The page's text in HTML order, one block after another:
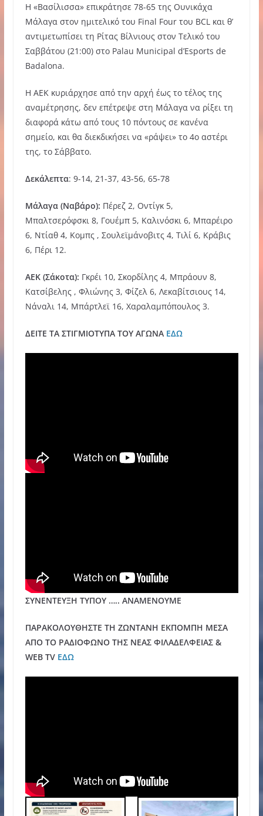
Η «Βασίλισσα» επικράτησε 78-65 της Ουνικάχα
Μάλαγα στον ημιτελικό του Final Four του BCL και θ’
αντιμετωπίσει τη Ρίτας Βίλνιους στον Τελικό του
Σαββάτου (21:00) στο Palau Municipal d’Esports de
Badalona.
Η ΑΕΚ κυριάρχησε από την αρχή έως το τέλος της
αναμέτρησης, δεν επέτρεψε στη Μάλαγα να ρίξει τη
διαφορά κάτω από τους 10 πόντους σε κανένα
σημείο, και θα διεκδικήσει να «ράψει» το 4ο αστέρι
της, το Σάββατο.
Δεκάλεπτα: 9-14, 21-37, 43-56, 65-78
Μάλαγα (Ναβάρο): Πέρεζ 2, Οντίγκ 5,
Μπαλτσερόφσκι 8, Γουέμπ 5, Καλινόσκι 6, Μπαρέιρο
6, Ντίαθ 4, Κομπς , Σουλεϊμάνοβιτς 4, Τιλί 6, Κράβις
6, Πέρι 12.
ΑΕΚ (Σάκοτα): Γκρέι 10, Σκορδίλης 4, Μπράουν 8,
Κατσίβελης , Φλιώνης 3, Φίζελ 6, Λεκαβίτσιους 14,
Νάναλι 14, Μπάρτλεϊ 16, Χαραλαμπόπουλος 3.
ΔΕΙΤΕ ΤΑ ΣΤΙΓΜΙΟΤΥΠΑ ΤΟΥ ΑΓΩΝΑ ΕΔΩ
ΣΥΝΕΝΤΕΥΞΗ ΤΥΠΟΥ ….. ΑΝΑΜΕΝΟΥΜΕ
ΠΑΡΑΚΟΛΟΥΘΗΣΤΕ ΤΗ ΖΩΝΤΑΝΗ ΕΚΠΟΜΠΗ ΜΕΣΑ
ΑΠΟ ΤΟ ΡΑΔΙΟΦΩΝΟ ΤΗΣ ΝΕΑΣ ΦΙΛΑΔΕΛΦΕΙΑΣ &
WEB TV ΕΔΩ